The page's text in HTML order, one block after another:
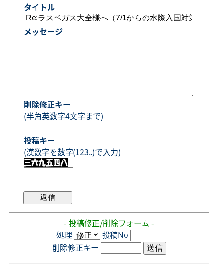
タイトル
メッセージ
削除修正キー
(半角英数字4文字まで)
投稿キー
(漢数字を数字(123..)で入力)
- 投稿修正/削除フォーム -
処理
投稿No
削除修正キー